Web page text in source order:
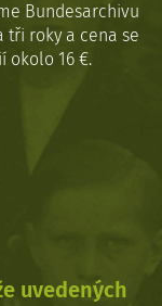
Bundesarchivu
tři roky a cena se
okolo 16 €.
uvedených